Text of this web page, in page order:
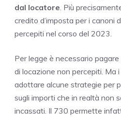
dal locatore. Più
credito d’imposta per i canoni
percepiti nel corso del 2023.
Per legge è necessario
di locazione non percepiti. Ma
adottare alcune strategie per
sugli importi che in realtà non
incassati. Il 730 permette